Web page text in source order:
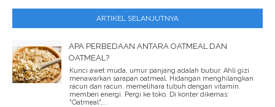
ARTIKEL SELANJUTNYA
APA PERBEDAAN ANTARA OATMEAL DAN
OATMEAL?
Kunci awet muda, umur panjang adalah bubur. Ahli gizi
menawarkan sarapan oatmeal. Hidangan menghilangkan
racun dan racun. memelihara tubuh dengan vitamin.
memberi energi. Pergi ke toko. Di konter dikemas:
"Oatmeal",...